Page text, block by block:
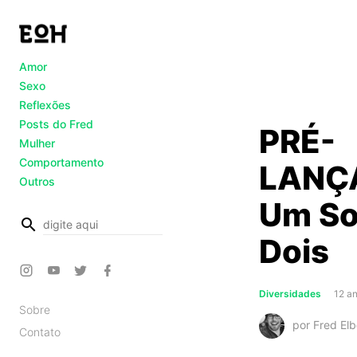
Amor
Sexo
Reflexões
Posts do Fred
Mulher
Comportamento
Outros
busca
Sobre
Contato
PRÉ-
Um
Dois
Diversidades 12
por Fred